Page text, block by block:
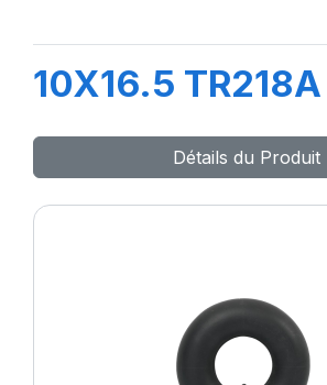
10X16.5 TR218A
Détails du Produit